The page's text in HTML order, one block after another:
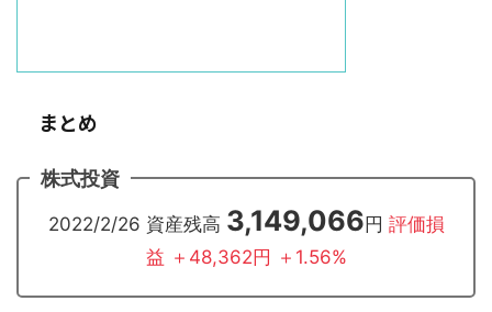
まとめ
株式投資
2022/2/26 資産残高 3,149,066 円 評価損
益 ＋48,362円 ＋1.56%